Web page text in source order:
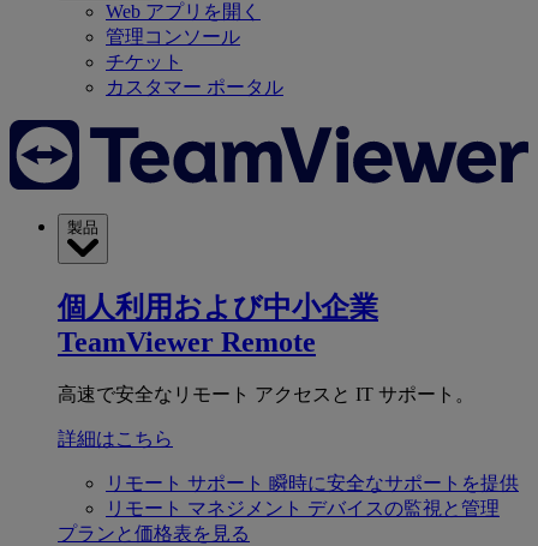
Web アプリを開く
管理コンソール
チケット
カスタマー ポータル
製品
個人利用および中小企業
TeamViewer Remote
高速で安全なリモート アクセスと IT サポート。
詳細はこちら
リモート サポート 瞬時に安全なサポートを提供
リモート マネジメント デバイスの監視と管理
プランと価格表を見る